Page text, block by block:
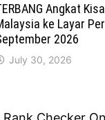
Angkat
ke Layar
2026
July 30, 2026